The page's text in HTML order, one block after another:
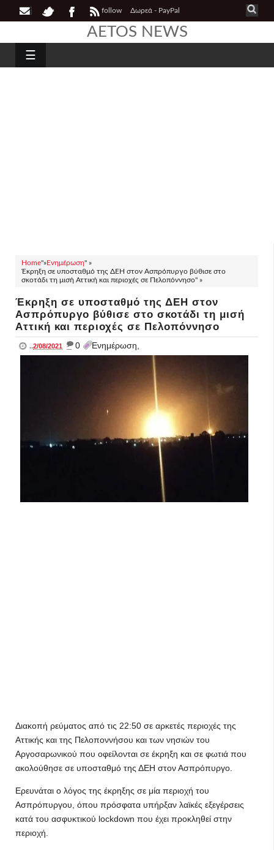
follow Δωρεά - PayPal
AETOS NEWS
☰
Home"»Ενημέρωση" »
Έκρηξη σε υποσταθμό της ΔΕΗ στον Ασπρόπυργο βύθισε στο
σκοτάδι τη μισή Αττική και περιοχές σε Πελοπόννησο" »
Έκρηξη σε υποσταθμό της ΔΕΗ στον
Ασπρόπυργο βύθισε στο σκοτάδι τη μισή
Αττική και περιοχές σε Πελοπόννησο
..2/08/2021 _ 0 Ενημέρωση,
Διακοπή ρεύματος από τις 22:50 σε αρκετές περιοχές της
Αττικής και της Πελοποννήσου και των νησιών του
Αργοσαρωνικού που οφείλονται σε έκρηξη και σε φωτιά που
ακολούθησε σε υποσταθμό της ΔΕΗ στον Ασπρόπυργο.
Ερευνάται ο λόγος της έκρηξης σε μία περιοχή του
Ασπρόπυργου, όπου πρόσφατα υπήρξαν λαϊκές εξεγέρσεις
κατά του ασφυκτικού lockdown που έχει προκληθεί στην
περιοχή.